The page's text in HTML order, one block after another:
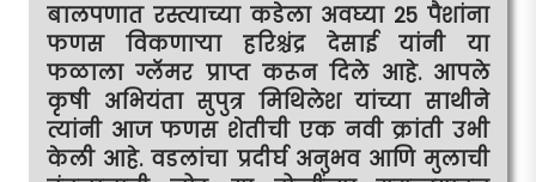
बालपणात रस्त्याच्या कडेला अवघ्या 25 पैशांना
फणस विकणार्‍या हरिश्चंद्र देसाई यांनी या
फळाला ग्लॅमर प्राप्त करून दिले आहे. आपले
कृषी अभियंता सुपुत्र मिथिलेश यांच्या साथीने
त्यांनी आज फणस शेतीची एक नवी क्रांती उभी
केली आहे. वडलांचा प्रदीर्घ अनुभव आणि मुलाची